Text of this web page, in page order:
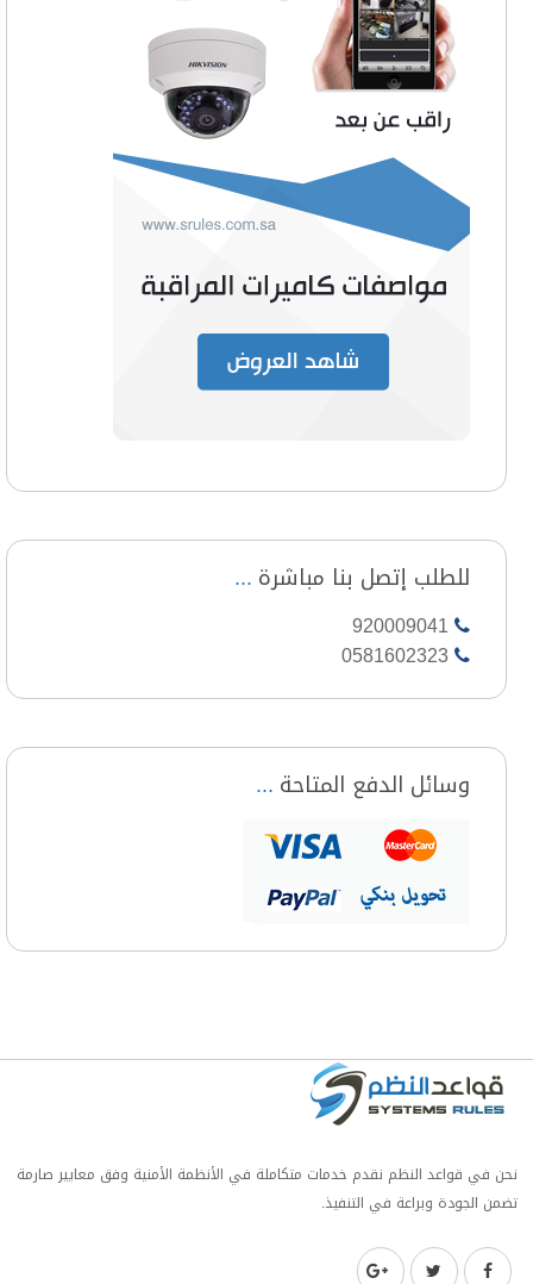
للطلب إتصل بنا مباشرة
920009041
0581602323
وسائل الدفع المتاحة
نحن في قواعد النظم نقدم خدمات متكاملة في الأنظمة الأمنية وفق معايير صارمة
تضمن الجودة وبراعة في التنفيذ.